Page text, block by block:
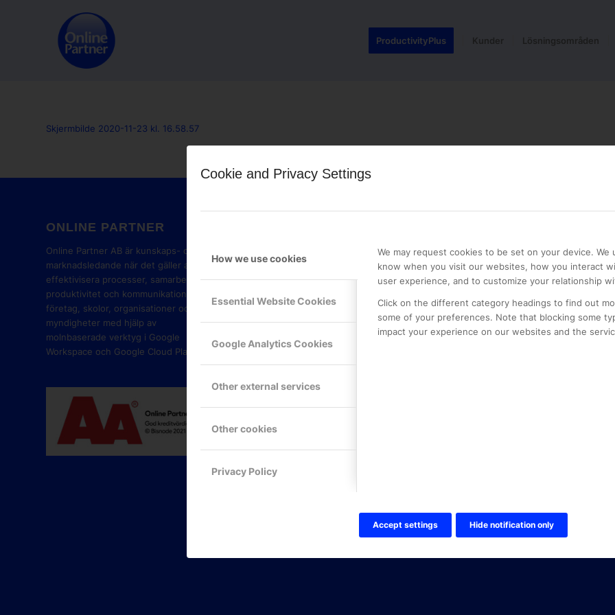
Cookie and Privacy Settings
How we use cookies
Essential Website Cookies
Google Analytics Cookies
Other external services
Other cookies
Privacy Policy
We may request cookies to be set on your device. We
know when you visit our websites, how you interact
user experience, and to customize your relationship
Click on the different category headings to find out
some of your preferences. Note that blocking some
impact your experience on our websites and the
Accept settings Hide notification only
ProductivityPlus Kunder Lösningsområden
Skjermbilde 2020-11-23 kl. 16.58.57
ONLINE PARTNER
Online Partner AB är kunskaps- och
marknadsledande när det gäller att
effektivisera processer, samarbete,
produktivitet och kommunikation i
företag, skolor, organisationer och
myndigheter med hjälp av
molnbaserade verktyg i Google
Workspace och Google Cloud Platform.
ONLINE PARTNER AB
Mejerivägen 3
117 61 Stockholm
Tel: 08-42 00 04 00
Hitta hit